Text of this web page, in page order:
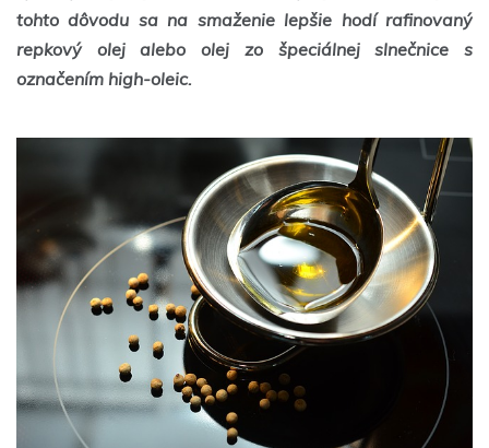
tohto dôvodu sa na smaženie lepšie hodí rafinovaný
repkový olej alebo olej zo špeciálnej slnečnice s
označením high-oleic.